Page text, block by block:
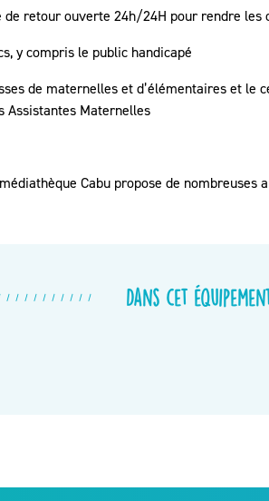
de retour ouverte 24h/24H pour rendre
y compris le public handicapé
de maternelles et d’élémentaires et
Assistantes Maternelles
Cabu propose de
Dans cet équipement